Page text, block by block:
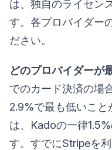
は、独自のライセン
す。各プロバイダー
ださい。
どのプロバイダーが
でのカード決済の場
2.9%で最も低いこ
は、Kadoの一律
す。すでにStripeを